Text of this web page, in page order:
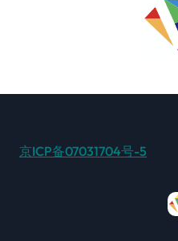
京ICP备07031704号-5